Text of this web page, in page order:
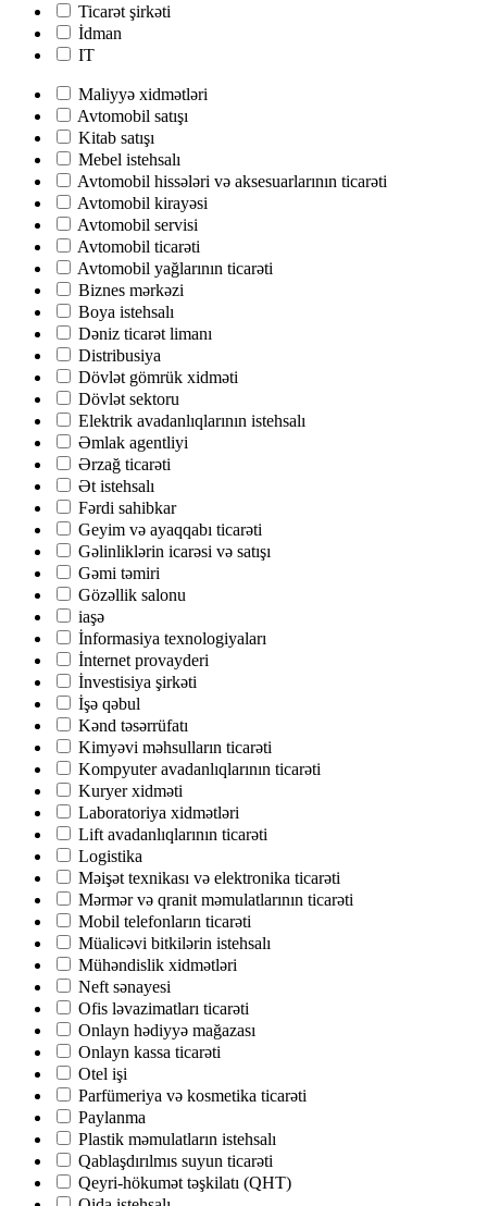
Ticarət şirkəti
İdman
IT
Maliyyə xidmətləri
Avtomobil satışı
Kitab satışı
Mebel istehsalı
Avtomobil hissələri və aksesuarlarının ticarəti
Avtomobil kirayəsi
Avtomobil servisi
Avtomobil ticarəti
Avtomobil yağlarının ticarəti
Biznes mərkəzi
Boya istehsalı
Dəniz ticarət limanı
Distribusiya
Dövlət gömrük xidməti
Dövlət sektoru
Elektrik avadanlıqlarının istehsalı
Əmlak agentliyi
Ərzağ ticarəti
Ət istehsalı
Fərdi sahibkar
Geyim və ayaqqabı ticarəti
Gəlinliklərin icarəsi və satışı
Gəmi təmiri
Gözəllik salonu
iaşə
İnformasiya texnologiyaları
İnternet provayderi
İnvestisiya şirkəti
İşə qəbul
Kənd təsərrüfatı
Kimyəvi məhsulların ticarəti
Kompyuter avadanlıqlarının ticarəti
Kuryer xidməti
Laboratoriya xidmətləri
Lift avadanlıqlarının ticarəti
Logistika
Məişət texnikası və elektronika ticarəti
Mərmər və qranit məmulatlarının ticarəti
Mobil telefonların ticarəti
Müalicəvi bitkilərin istehsalı
Mühəndislik xidmətləri
Neft sənayesi
Ofis ləvazimatları ticarəti
Onlayn hədiyyə mağazası
Onlayn kassa ticarəti
Otel işi
Parfümeriya və kosmetika ticarəti
Paylanma
Plastik məmulatların istehsalı
Qablaşdırılmıs suyun ticarəti
Qeyri-hökumət təşkilatı (QHT)